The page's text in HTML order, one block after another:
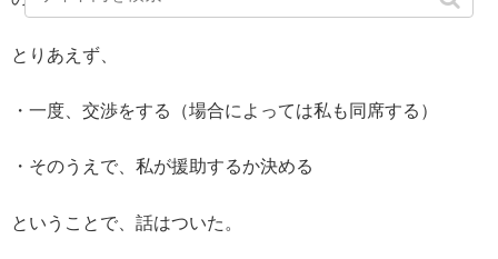
とりあえず、
・一度、交渉をする（場合によっては私も同席する）
・そのうえで、私が援助するか決める
ということで、話はついた。